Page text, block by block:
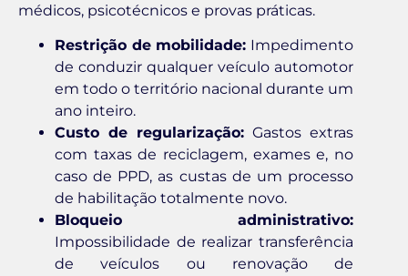
médicos, psicotécnicos e provas práticas.
Restrição de mobilidade: Impedimento
de conduzir qualquer veículo automotor
em todo o território nacional durante um
ano inteiro.
Custo de regularização: Gastos extras
com taxas de reciclagem, exames e, no
caso de PPD, as custas de um processo
de habilitação totalmente novo.
Bloqueio administrativo:
Impossibilidade de realizar transferência
de veículos ou renovação de